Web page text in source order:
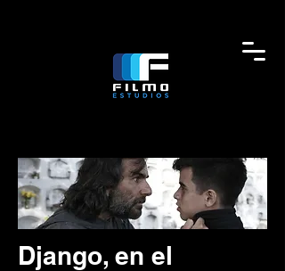
Django, en el